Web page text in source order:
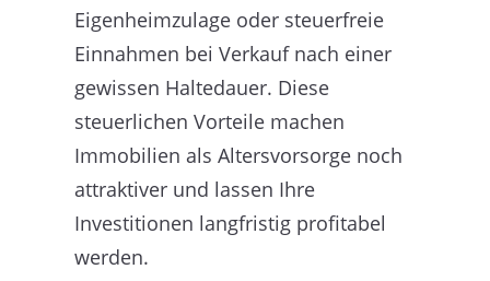
Eigenheimzulage oder steuerfreie
Einnahmen bei Verkauf nach einer
gewissen Haltedauer. Diese
steuerlichen Vorteile machen
Immobilien als Altersvorsorge noch
attraktiver und lassen Ihre
Investitionen langfristig profitabel
werden.